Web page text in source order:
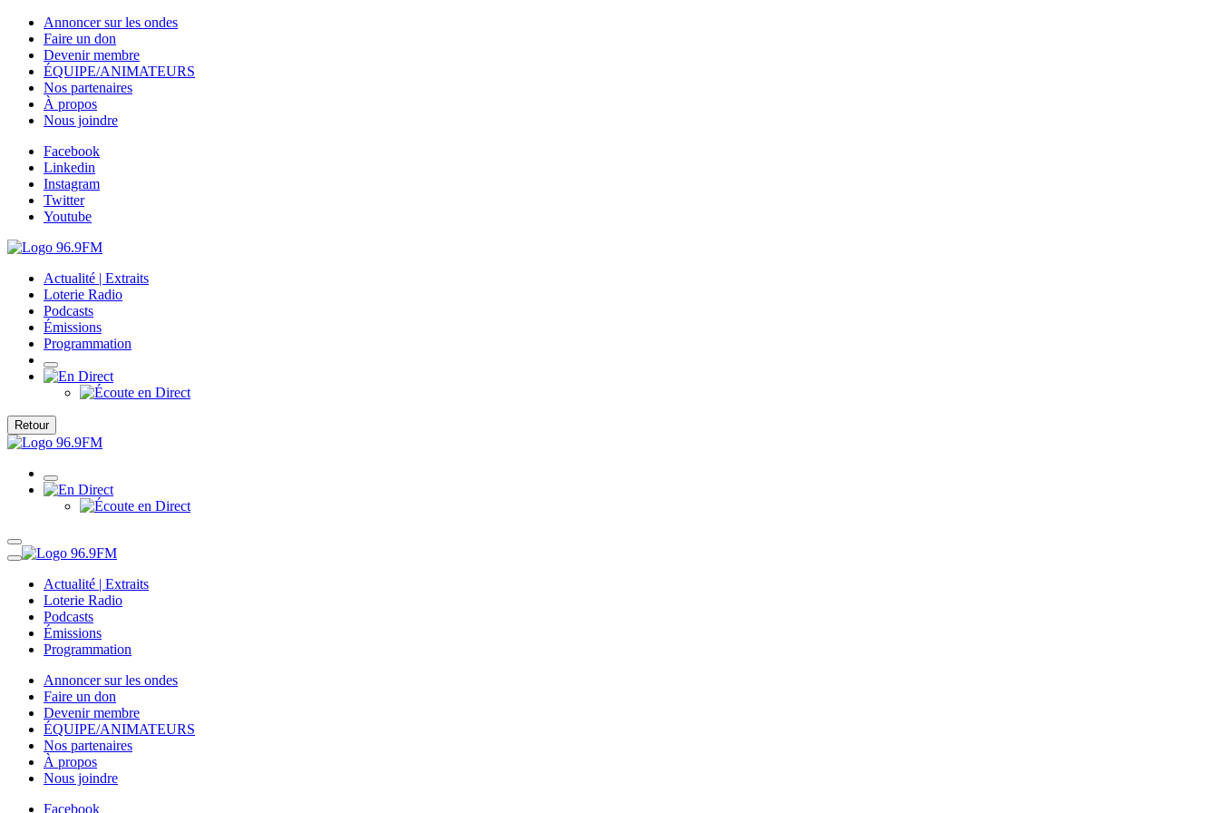
Annoncer sur les ondes
Faire un don
Devenir membre
ÉQUIPE/ANIMATEURS
Nos partenaires
À propos
Nous joindre
Facebook
Linkedin
Instagram
Twitter
Youtube
Actualité | Extraits
Loterie Radio
Podcasts
Émissions
Programmation
Retour
Actualité | Extraits
Loterie Radio
Podcasts
Émissions
Programmation
Annoncer sur les ondes
Faire un don
Devenir membre
ÉQUIPE/ANIMATEURS
Nos partenaires
À propos
Nous joindre
Facebook